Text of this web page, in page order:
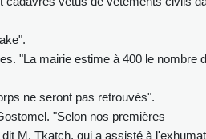
"La mairie estime à 400 le nombre
ne seront pas retrouvés".
"Selon nos premières
M. Tkatch, qui a assisté à